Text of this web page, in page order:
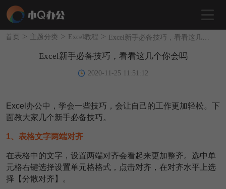
首页 > 主题分类 > Excel教程 >
Excel新手必备技巧，看看这几个你会吗
2020-11-25 11:51:12
Excel办公中，学会一些技巧，会让自己的工作更加轻松。下
面教大家几个新手必备技巧。
1、表格文字两端对齐
在表格中的文字，设置两端对齐会看起来更加整齐。选中单
元格右键选择设置单元格格式，点击对齐，在对齐水平上选
择【分散对齐】。